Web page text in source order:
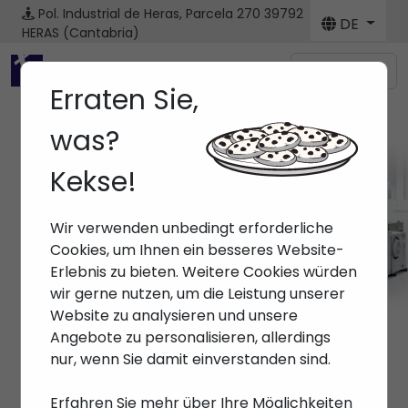
Pol. Industrial de Heras, Parcela 270 39792
HERAS (Cantabria)
DE
Menú
Anfang> Marken >
Erraten Sie,
was?
Kekse!
Wir verwenden unbedingt erforderliche
Cookies, um Ihnen ein besseres Website-
Erlebnis zu bieten. Weitere Cookies würden
wir gerne nutzen, um die Leistung unserer
Website zu analysieren und unsere
Angebote zu personalisieren, allerdings
nur, wenn Sie damit einverstanden sind.
Erfahren Sie mehr über Ihre Möglichkeiten